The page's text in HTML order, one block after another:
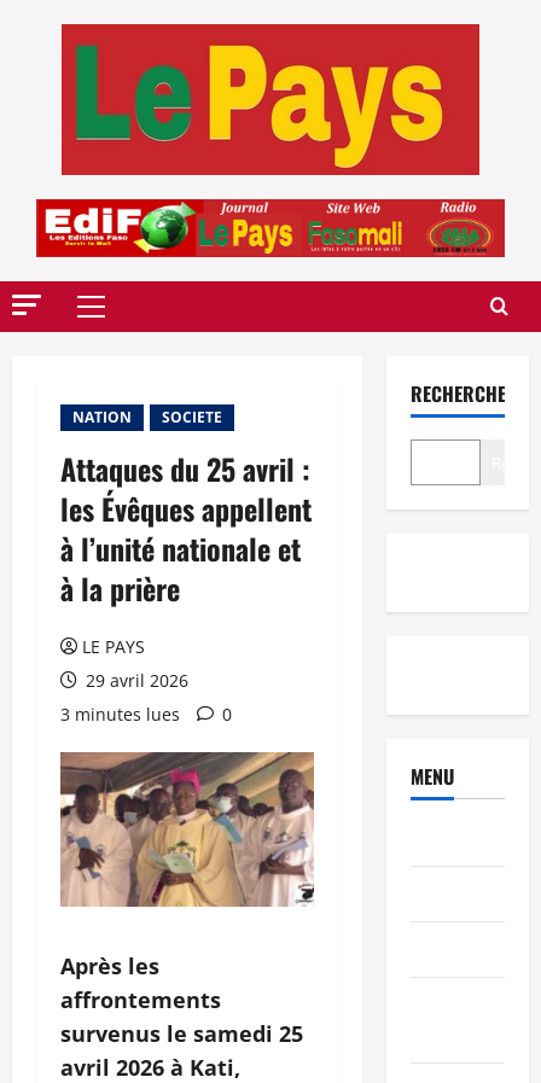
Menu
NATION SOCIETE
Attaques du 25 avril :
les Évêques appellent
à l’unité nationale et
à la prière
LE PAYS
29 avril 2026
3 minutes lues
0
Après les
affrontements
survenus le samedi 25
avril 2026 à Kati,
RECHERCHER
MENU